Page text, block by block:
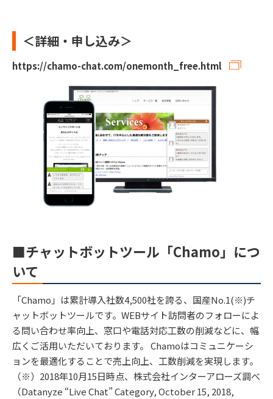
＜詳細・申し込み＞
https://chamo-chat.com/onemonth_free.html
■チャットボットツール「Chamo」につ
いて
「Chamo」は累計導入社数4,500社を誇る、国産No.1(※)チ
ャットボットツールです。WEBサイト訪問者のフォローによ
る問い合わせ率向上、窓口や電話対応工数の削減などに、幅
広くご活用いただいております。 Chamoはコミュニケーシ
ョンを最適化することで売上向上、工数削減を実現します。
（※）2018年10月15日時点、株式会社インターアローズ調べ
（Datanyze “Live Chat” Category, October 15, 2018,